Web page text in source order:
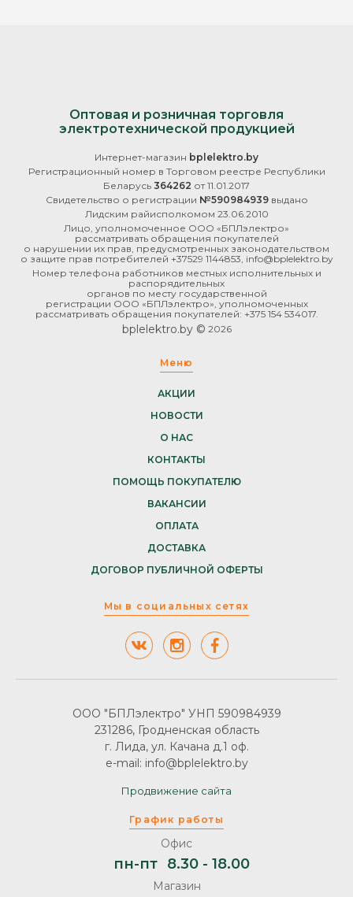
Оптовая и розничная торговля
электротехнической продукцией
Интернет-магазин bplelektro.by
Регистрационный номер в Торговом реестре Республики
Беларусь 364262 от 11.01.2017
Свидетельство о регистрации №590984939выдано
Лидским райисполкомом 23.06.2010
Лицо, уполномоченное ООО «БПЛэлектро»
рассматривать обращения покупателей
о нарушении их прав, предусмотренных законодательством
о защите прав потребителей +37529 1144853, info@bplelektro.by
Номер телефона работников местных исполнительных и
распорядительных
органов по месту государственной
регистрации ООО «БПЛэлектро», уполномоченных
рассматривать обращения покупателей: +375 154 534017.
bplelektro.by © 2026
Меню
АКЦИИ
НОВОСТИ
О НАС
КОНТАКТЫ
ПОМОЩЬ ПОКУПАТЕЛЮ
ВАКАНСИИ
ОПЛАТА
ДОСТАВКА
ДОГОВОР ПУБЛИЧНОЙ ОФЕРТЫ
Мы в социальных сетях
График работы
Офис
пн-пт 8.30 - 18.00
Магазин
ООО "БПЛэлектро" УНП 590984939
231286, Гродненская область
г. Лида, ул. Качана д.1 оф.
e-mail: info@bplelektro.by
Продвижение сайта